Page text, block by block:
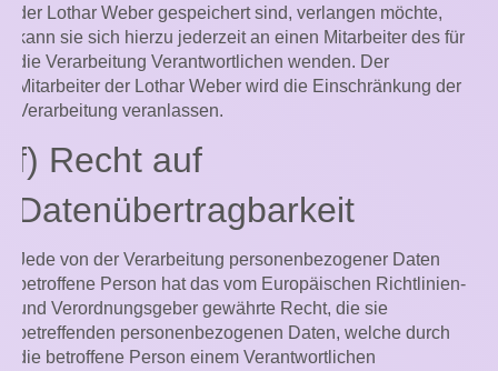
der Lothar Weber gespeichert sind, verlangen möchte,
kann sie sich hierzu jederzeit an einen Mitarbeiter des für
die Verarbeitung Verantwortlichen wenden. Der
Mitarbeiter der Lothar Weber wird die Einschränkung der
Verarbeitung veranlassen.
f) Recht auf
Datenübertragbarkeit
Jede von der Verarbeitung personenbezogener Daten
betroffene Person hat das vom Europäischen Richtlinien-
und Verordnungsgeber gewährte Recht, die sie
betreffenden personenbezogenen Daten, welche durch
die betroffene Person einem Verantwortlichen